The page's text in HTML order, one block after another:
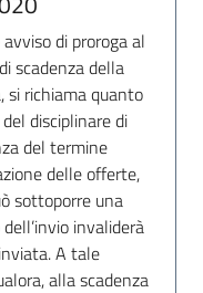
di proroga al
scadenza della
si richiama quanto
disciplinare di
del termine
delle offerte,
sottoporre una
invaliderà
A tale
alla scadenza